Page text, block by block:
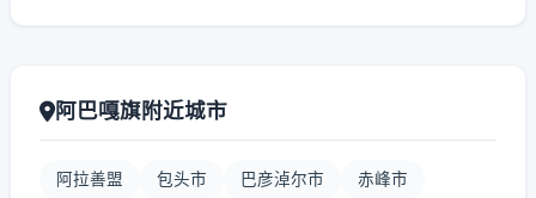
阿巴嘎旗附近城市
阿拉善盟 包头市 巴彦淖尔市 赤峰市